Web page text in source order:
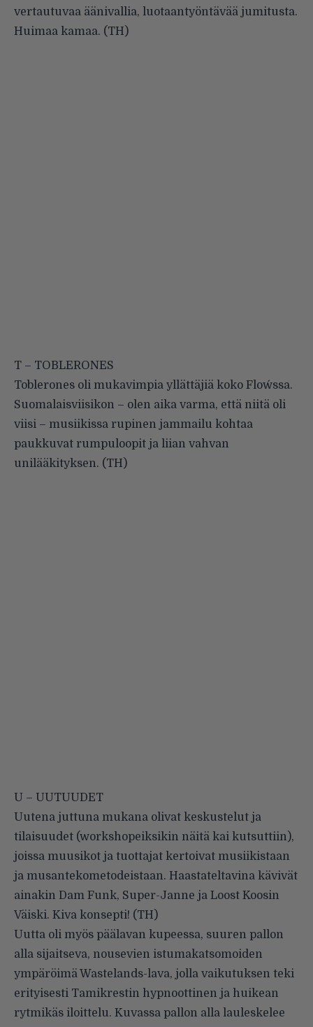
vertautuvaa äänivallia, luotaantyöntävää jumitusta.
Huimaa kamaa. (TH)
T – TOBLERONES
Toblerones oli mukavimpia yllättäjiä koko Flow´ssa.
Suomalaisviisikon – olen aika varma, että niitä oli
viisi – musiikissa rupinen jammailu kohtaa
paukkuvat rumpuloopit ja liian vahvan
unilääkityksen. (TH)
U – UUTUUDET
Uutena juttuna mukana olivat keskustelut ja
tilaisuudet (workshopeiksikin näitä kai kutsuttiin),
joissa muusikot ja tuottajat kertoivat musiikistaan
ja musantekometodeistaan. Haastateltavina kävivät
ainakin Dam Funk, Super-Janne ja Loost Koosin
Väiski. Kiva konsepti! (TH)
Uutta oli myös päälavan kupeessa, suuren pallon
alla sijaitseva, nousevien istumakatsomoiden
ympäröimä Wastelands-lava, jolla vaikutuksen teki
erityisesti Tamikrestin hypnoottinen ja huikean
rytmikäs iloittelu. Kuvassa pallon alla lauleskelee